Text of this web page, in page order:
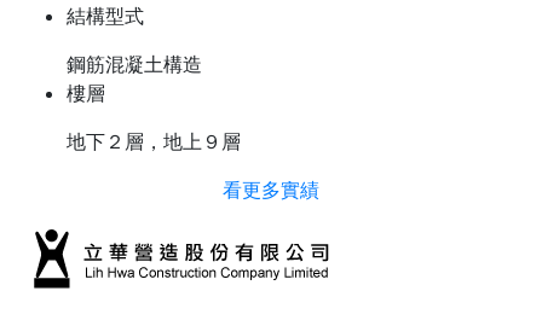
結構型式
鋼筋混凝土構造
樓層
地下２層，地上９層
看更多實績